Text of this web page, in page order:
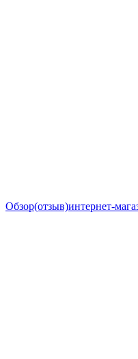
Обзор(отзыв)интернет-